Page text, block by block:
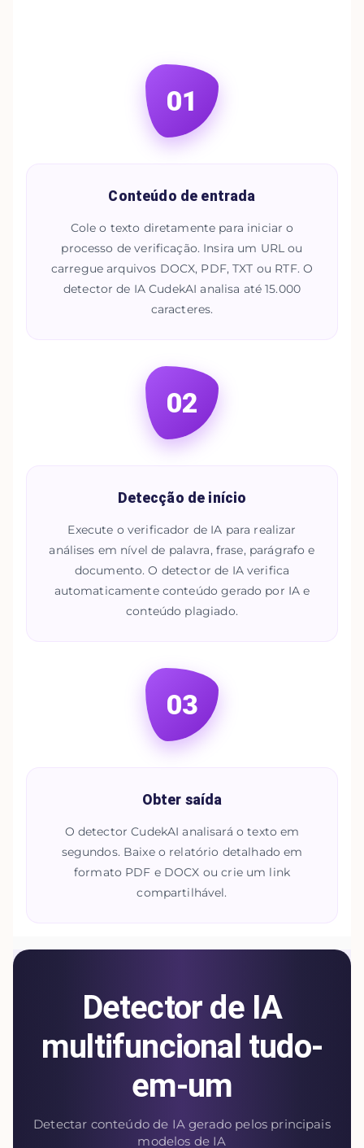
01
Conteúdo de entrada
Cole o texto diretamente para iniciar o
processo de verificação. Insira um URL ou
carregue arquivos DOCX, PDF, TXT ou RTF. O
detector de IA CudekAI analisa até 15.000
caracteres.
02
Detecção de início
Execute o verificador de IA para realizar
análises em nível de palavra, frase, parágrafo e
documento. O detector de IA verifica
automaticamente conteúdo gerado por IA e
conteúdo plagiado.
03
Obter saída
O detector CudekAI analisará o texto em
segundos. Baixe o relatório detalhado em
formato PDF e DOCX ou crie um link
compartilhável.
Detector de IA
multifuncional tudo-
em-um
Detectar conteúdo de IA gerado pelos principais
modelos de IA